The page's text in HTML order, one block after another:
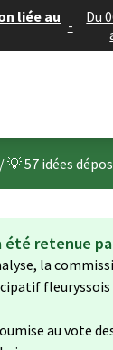
liée au -
Du
/💡 57 idées
retenue
la
fleuryssois
au vote